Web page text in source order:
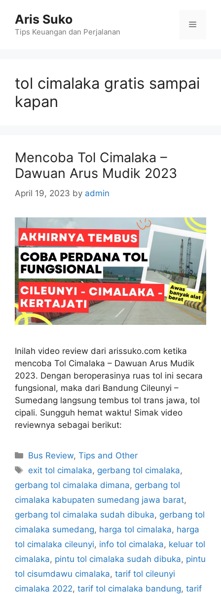
content
Aris Suko
Tips Keuangan dan Perjalanan
Menu
tol cimalaka gratis sampai
kapan
Mencoba Tol Cimalaka –
Dawuan Arus Mudik 2023
April 19, 2023 by admin
Inilah video review dari arissuko.com ketika
mencoba Tol Cimalaka – Dawuan Arus Mudik
2023. Dengan beroperasinya ruas tol ini secara
fungsional, maka dari Bandung Cileunyi –
Sumedang langsung tembus tol trans jawa, tol
cipali. Sungguh hemat waktu! Simak video
reviewnya sebagai berikut:
Categories
Bus Review,Tips and Other
Tags
exit tol cimalaka, gerbang tol cimalaka,
gerbang tol cimalaka dimana, gerbang tol
cimalaka kabupaten sumedang jawa barat,
gerbang tol cimalaka sudah dibuka, gerbang tol
cimalaka sumedang, harga tol cimalaka, harga
tol cimalaka cileunyi, info tol cimalaka, keluar tol
cimalaka, pintu tol cimalaka sudah dibuka, pintu
tol cisumdawu cimalaka, tarif tol cileunyi
cimalaka 2022, tarif tol cimalaka bandung, tarif